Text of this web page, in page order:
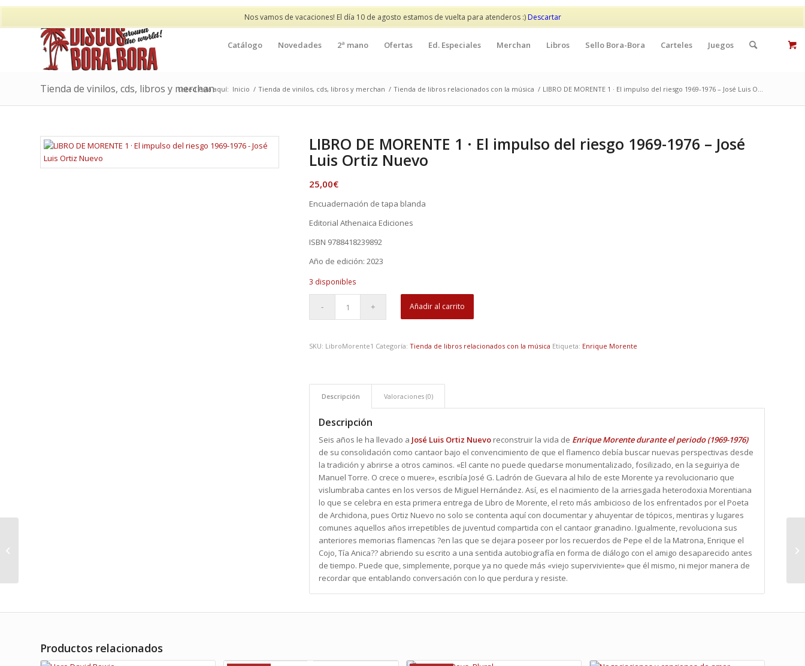
Nos vamos de vacaciones! El día 10 de agosto estamos de vuelta para atenderos :)Descartar
Mi cuenta Contacto
Catálogo Novedades 2ª mano Ofertas Ed. Especiales Merchan Libros Sello Bora-Bora Carteles Juegos
Tienda de vinilos, cds, libros y merchan
Usted está aquí: Inicio / Tienda de vinilos, cds, libros y merchan / Tienda de libros relacionados con la música / LIBRO DE MORENTE 1 · El impulso del riesgo 1969-1976 – José Luis O...
LIBRO DE MORENTE 1 · El impulso del riesgo 1969-1976 – José
Luis Ortiz Nuevo
25,00€
Encuadernación de tapa blanda
Editorial Athenaica Ediciones
ISBN 9788418239892
Año de edición: 2023
3 disponibles
Añadir al carrito
SKU: LibroMorente1 Categoría:Tienda de libros relacionados con la música Etiqueta: Enrique Morente
Descripción Valoraciones (0)
Descripción
Seis años le ha llevado a José Luis Ortiz Nuevo reconstruir la vida de Enrique Morente durante el periodo (1969-1976)
de su consolidación como cantaor bajo el convencimiento de que el flamenco debía buscar nuevas perspectivas desde
la tradición y abrirse a otros caminos. «El cante no puede quedarse monumentalizado, fosilizado, en la seguiriya de
Manuel Torre. O crece o muere», escribía José G. Ladrón de Guevara al hilo de este Morente ya revolucionario que
vislumbraba cantes en los versos de Miguel Hernández. Así, es el nacimiento de la arriesgada heterodoxia Morentiana
lo que se celebra en esta primera entrega de Libro de Morente, el reto más ambicioso de los enfrentados por el Poeta
de Archidona, pues Ortiz Nuevo no solo se contenta aquí con documentar y ahuyentar de tópicos, mentiras y lugares
comunes aquellos años irrepetibles de juventud compartida con el cantaor granadino. Igualmente, revoluciona sus
anteriores memorias flamencas ?en las que se dejara poseer por los recuerdos de Pepe el de la Matrona, Enrique el
Cojo, Tía Anica?? abriendo su escrito a una sentida autobiografía en forma de diálogo con el amigo desaparecido antes
de tiempo. Puede que, simplemente, porque ya no quede más «viejo superviviente» que él mismo, ni mejor manera de
recordar que entablando conversación con lo que perdura y resiste.
Productos relacionados